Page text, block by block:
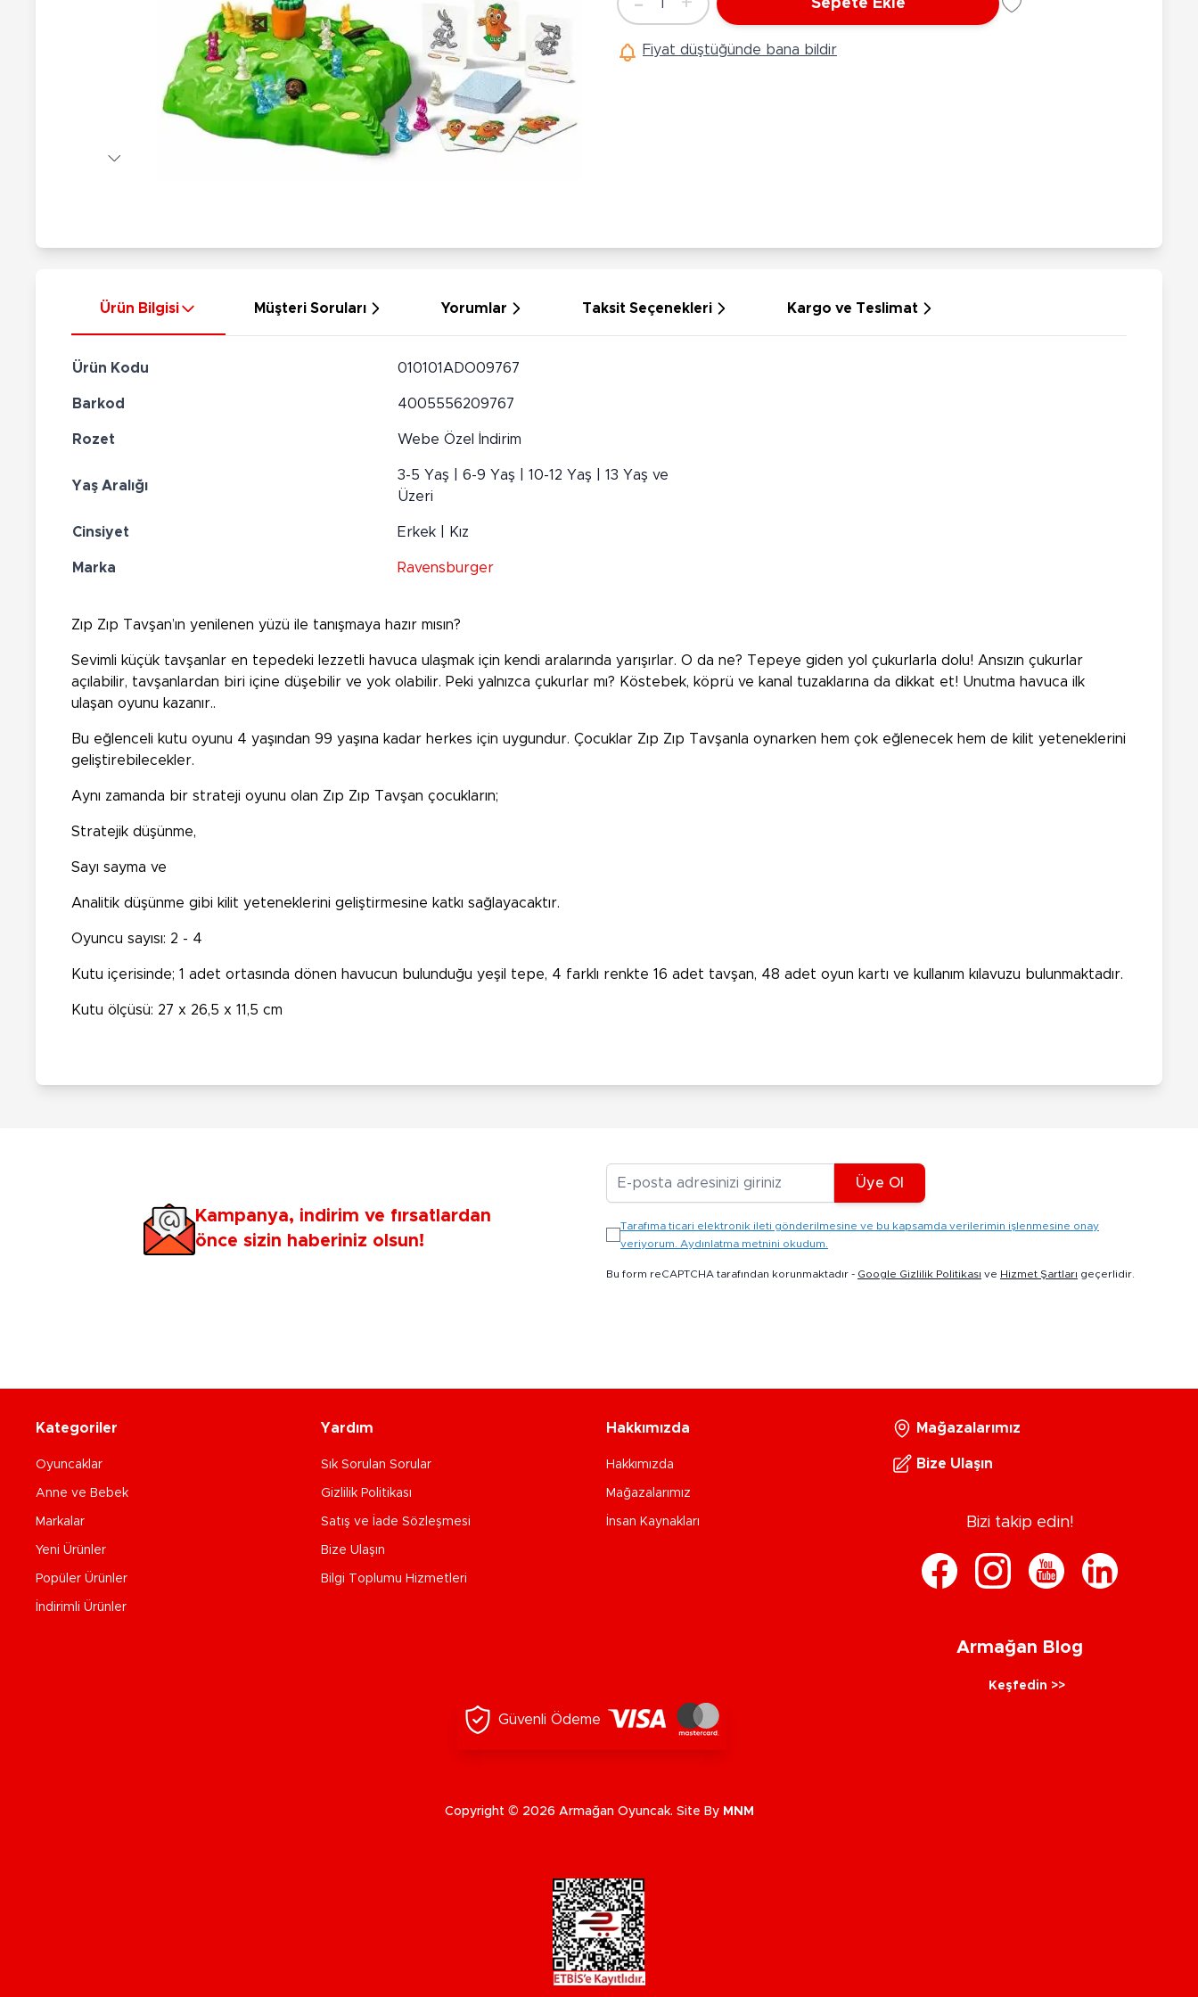
Elektronik Ürünler
Nerf
Silahlar
Silah Setleri
Kılıç Setleri
Ok Setleri
Hobi Oyuncakları
Maketler
Sihirbazlık Setleri
Puzzlelar
Çeşitli Eğlence Oyuncakları
El İşi Setleri
Bebek Araç Gereçleri
Ürünleri
Akülü Araçlar
Bin Git Araçlar
Çeşitli Peluşlar
Adet
1 Sepete Ekle
Fiyat düştüğünde bana bildir
Ürün Bilgisi Müşteri Soruları Yorumlar Taksit Seçenekleri Kargo ve Teslimat
Ürün Kodu 010101ADO09767
Barkod 4005556209767
Rozet Webe Özel İndirim
Yaş Aralığı
3-5 Yaş | 6-9 Yaş | 10-12 Yaş | 13 Yaş ve
Üzeri
Cinsiyet Erkek | Kız
Marka Ravensburger
Zıp Zıp Tavşan’ın yenilenen yüzü ile tanışmaya hazır mısın?
Sevimli küçük tavşanlar en tepedeki lezzetli havuca ulaşmak için kendi aralarında yarışırlar. O da ne? Tepeye giden yol çukurlarla dolu! Ansızın çukurlar
açılabilir, tavşanlardan biri içine düşebilir ve yok olabilir. Peki yalnızca çukurlar mı? Köstebek, köprü ve kanal tuzaklarına da dikkat et! Unutma havuca ilk
ulaşan oyunu kazanır..
Bu eğlenceli kutu oyunu 4 yaşından 99 yaşına kadar herkes için uygundur. Çocuklar Zıp Zıp Tavşanla oynarken hem çok eğlenecek hem de kilit yeteneklerini
geliştirebilecekler.
Aynı zamanda bir strateji oyunu olan Zıp Zıp Tavşan çocukların;
Stratejik düşünme,
Sayı sayma ve
Analitik düşünme gibi kilit yeteneklerini geliştirmesine katkı sağlayacaktır.
Oyuncu sayısı: 2 - 4
Kutu içerisinde; 1 adet ortasında dönen havucun bulunduğu yeşil tepe, 4 farklı renkte 16 adet tavşan, 48 adet oyun kartı ve kullanım kılavuzu bulunmaktadır.
Kutu ölçüsü: 27 x 26,5 x 11,5 cm
Kampanya, indirim ve fırsatlardan
önce sizin haberiniz olsun!
E-posta Adresiniz
Üye Ol
Tarafıma ticari elektronik ileti gönderilmesine ve bu kapsamda verilerimin işlenmesine onay
veriyorum. Aydınlatma metnini okudum.
Bu form reCAPTCHA tarafından korunmaktadır - Google Gizlilik Politikası ve Hizmet Şartları geçerlidir.
Kategoriler
Oyuncaklar
Anne ve Bebek
Markalar
Yeni Ürünler
Popüler Ürünler
İndirimli Ürünler
Yardım
Sık Sorulan Sorular
Gizlilik Politikası
Satış ve İade Sözleşmesi
Bize Ulaşın
Bilgi Toplumu Hizmetleri
Hakkımızda
Hakkımızda
Mağazalarımız
İnsan Kaynakları
Mağazalarımız
Bize Ulaşın
Bizi takip edin!
Armağan Blog
Keşfedin >>
Güvenli Ödeme
Copyright © 2026 Armağan Oyuncak. Site By MNM